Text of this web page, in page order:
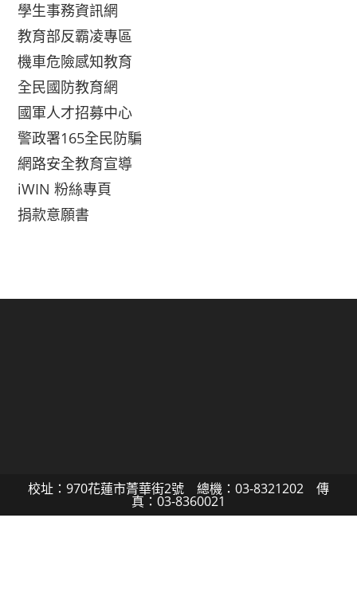
學生事務資訊網
教育部反霸凌專區
機車危險感知教育
全民國防教育網
國軍人才招募中心
警政署165全民防騙
網路安全教育宣導
iWIN 粉絲專頁
捐款意願書
校址：970花蓮市菁華街2號 總機：03-8321202 傳
真：03-8360021